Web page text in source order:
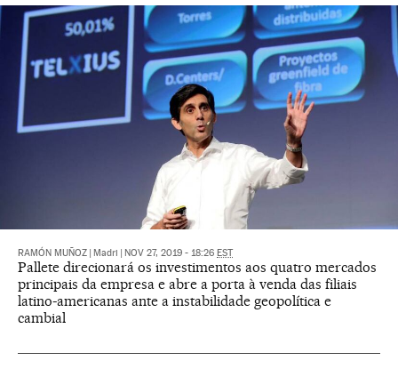
RAMÓN MUÑOZ Madri NOV 27, 2019 - 18:26 EST
Pallete direcionará os investimentos aos quatro mercados
principais da empresa e abre a porta à venda das filiais
latino-americanas ante a instabilidade geopolítica e
cambial